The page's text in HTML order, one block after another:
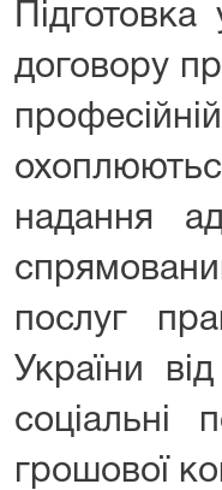
договору
надання
послуг
України
соціальні
грошової